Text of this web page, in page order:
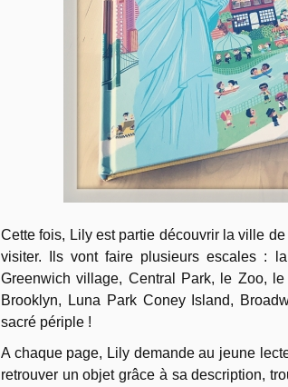
Cette fois, Lily est partie découvrir la ville
visiter. Ils vont faire plusieurs escales :
Greenwich village, Central Park, le Zoo,
Brooklyn, Luna Park Coney Island,
sacré périple !
A chaque page, Lily demande au jeune
retrouver un objet grâce à sa description,